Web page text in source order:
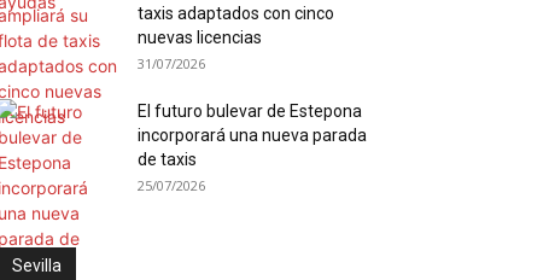
taxis adaptados con cinco
nuevas licencias
31/07/2026
El futuro bulevar de Estepona
incorporará una nueva parada
de taxis
25/07/2026
Sevilla